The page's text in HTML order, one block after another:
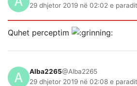
29 dhjetor 2019 në 02:02 e
Quhet perceptim
Alba2265@Alba2265
29 dhjetor 2019 në 02:08 e